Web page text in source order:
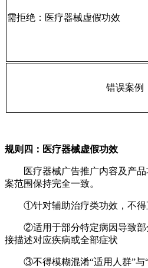
需拒绝：医疗器械虚假功效
错误案例
规则四：医疗器械虚假功效
医疗器械广告推广内容及产
案范围保持完全一致。
①针对辅助治疗类功效，不得
②适用于部分特定病因导致
接描述对应疾病或全部症状
③不得模糊混淆“适用人群”与